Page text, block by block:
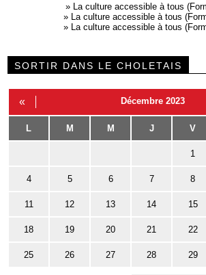
»
La culture accessible à tous
»
La culture accessible à tous
»
La culture accessible à tous
SORTIR DANS LE CHOLETAIS
« Décembre 2023
L M M J V
1
4 5 6 7 8
11 12 13 14 15
18 19 20 21 22
25 26 27 28 29